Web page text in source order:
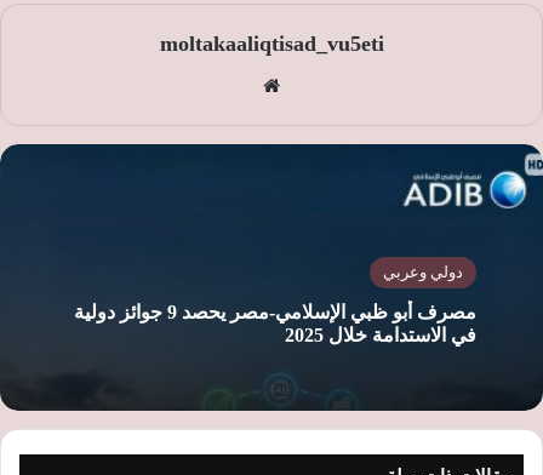
moltakaaliqtisad_vu5eti
الوي
دولي وعربي
مصرف أبو ظبي الإسلامي-مصر يحصد 9 جوائز دولية
في الاستدامة خلال 2025